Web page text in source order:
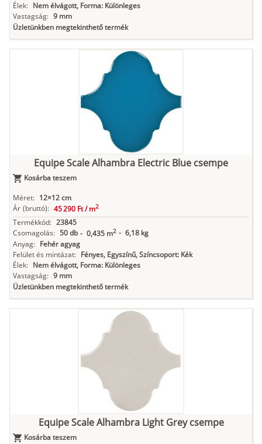
Élek: Nem élvágott, Forma: Különleges
Vastagság: 9 mm
Üzletünkben megtekinthető termék
Equipe Scale Alhambra Electric Blue csempe
Kosárba teszem
Méret: 12×12 cm
Ár (bruttó): 45 290 Ft /m2
Termékkód: 23845
Csomagolás: 50 db - 0,435 m2 - 6,18 kg
Anyag: Fehér agyag
Felület és mintázat: Fényes, Egyszínű, Színcsoport: Kék
Élek: Nem élvágott, Forma: Különleges
Vastagság: 9 mm
Üzletünkben megtekinthető termék
Equipe Scale Alhambra Light Grey csempe
Kosárba teszem